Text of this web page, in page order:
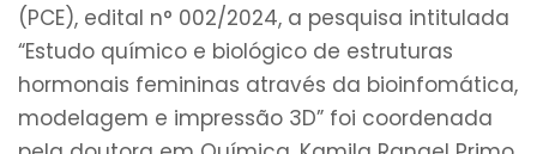
(PCE), edital n° 002/2024, a pesquisa intitulada
“Estudo químico e biológico de estruturas
hormonais femininas através da bioinfomática,
modelagem e impressão 3D” foi coordenada